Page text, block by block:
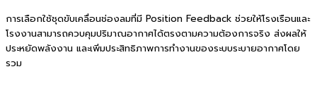
การเลือกใช้ชุดขับเคลื่อนช่องลมที่มี Position Feedback ช่วยให้โรงเรือนและ
โรงงานสามารถควบคุมปริมาณอากาศได้ตรงตามความต้องการจริง ส่งผลให้
ประหยัดพลังงาน และเพิ่มประสิทธิภาพการทำงานของระบบระบายอากาศโดย
รวม